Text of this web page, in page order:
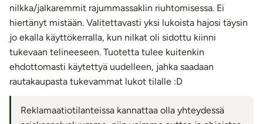
nilkka/jalkaremmit rajummassaklin riuhtomisessa. Ei
hiertänyt mistään. Valitettavasti yksi lukoista hajosi täysin
jo ekalla käyttökerralla, kun nilkat oli sidottu kiinni
tukevaan telineeseen. Tuotetta tulee kuitenkin
ehdottomasti käytettyä uudelleen, jahka saadaan
rautakaupasta tukevammat lukot tilalle :D
Reklamaatiotilanteissa kannattaa olla yhteydessä